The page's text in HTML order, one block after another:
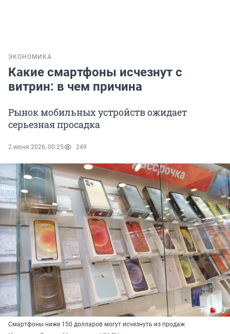
ЭКОНОМИКА
Какие смартфоны исчезнут с
витрин: в чем причина
Рынок мобильных устройств ожидает
серьезная просадка
2 июня 2026, 00:25 249
Смартфоны ниже 150 долларов могут исчезнуть из продаж